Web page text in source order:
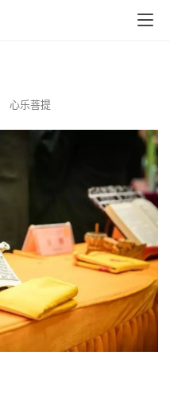
心乐菩提